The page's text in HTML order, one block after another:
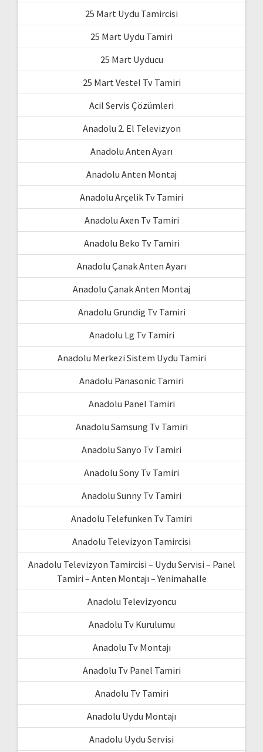
25 Mart Uydu Tamircisi
25 Mart Uydu Tamiri
25 Mart Uyducu
25 Mart Vestel Tv Tamiri
Acil Servis Çözümleri
Anadolu 2. El Televizyon
Anadolu Anten Ayarı
Anadolu Anten Montaj
Anadolu Arçelik Tv Tamiri
Anadolu Axen Tv Tamiri
Anadolu Beko Tv Tamiri
Anadolu Çanak Anten Ayarı
Anadolu Çanak Anten Montaj
Anadolu Grundig Tv Tamiri
Anadolu Lg Tv Tamiri
Anadolu Merkezi Sistem Uydu Tamiri
Anadolu Panasonic Tamiri
Anadolu Panel Tamiri
Anadolu Samsung Tv Tamiri
Anadolu Sanyo Tv Tamiri
Anadolu Sony Tv Tamiri
Anadolu Sunny Tv Tamiri
Anadolu Telefunken Tv Tamiri
Anadolu Televizyon Tamircisi
Anadolu Televizyon Tamircisi – Uydu Servisi – Panel
Tamiri – Anten Montajı – Yenimahalle
Anadolu Televizyoncu
Anadolu Tv Kurulumu
Anadolu Tv Montajı
Anadolu Tv Panel Tamiri
Anadolu Tv Tamiri
Anadolu Uydu Montajı
Anadolu Uydu Servisi